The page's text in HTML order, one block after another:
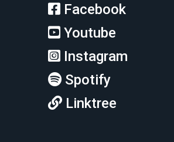
Facebook
Youtube
Instagram
Spotify
Linktree